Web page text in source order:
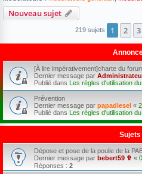
Nouveau sujet
219 sujets 1 2 3
[À lire impérativement]charte du
Dernier message par
Publié dans Les règles d'utilisation du
Prévention
Dernier message par papadiesel «
Publié dans Les règles d'utilisation du
Sujets
Dépose et pose de la poulie de la
Dernier message par bebert59 ✞ «
Réponses : 2